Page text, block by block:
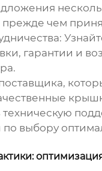
прежде чем
:
гарантии и
техническую
по выбору